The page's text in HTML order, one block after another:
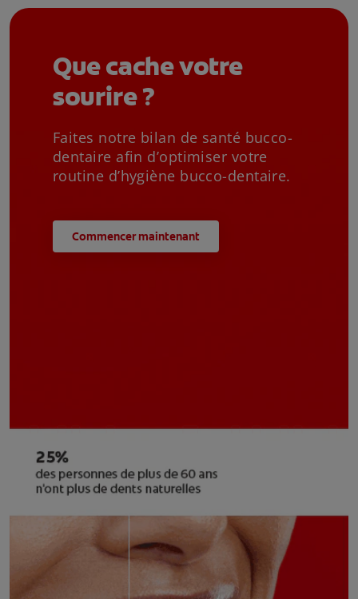
Que cache votre
sourire ?
Faites notre bilan de santé bucco-
dentaire afin d’optimiser votre
routine d’hygiène bucco-dentaire.
Commencer maintenant